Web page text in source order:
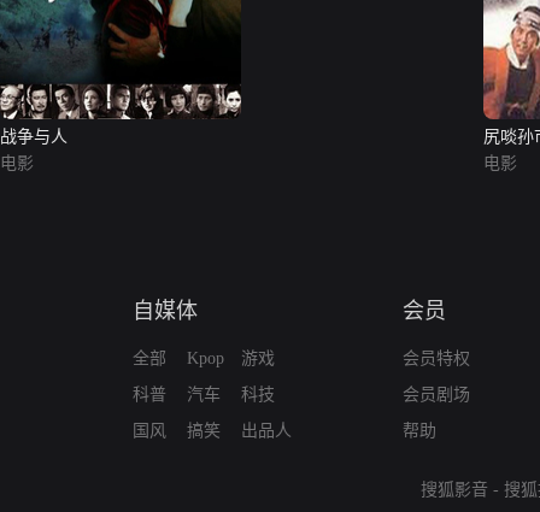
战争与人
电影
尻啖孙
电影
自媒体
全部
科普
国风
Kpop
汽车
搞笑
游戏
科技
出品人
会员
会员特权
会员剧场
帮助
搜狐影音 - 搜